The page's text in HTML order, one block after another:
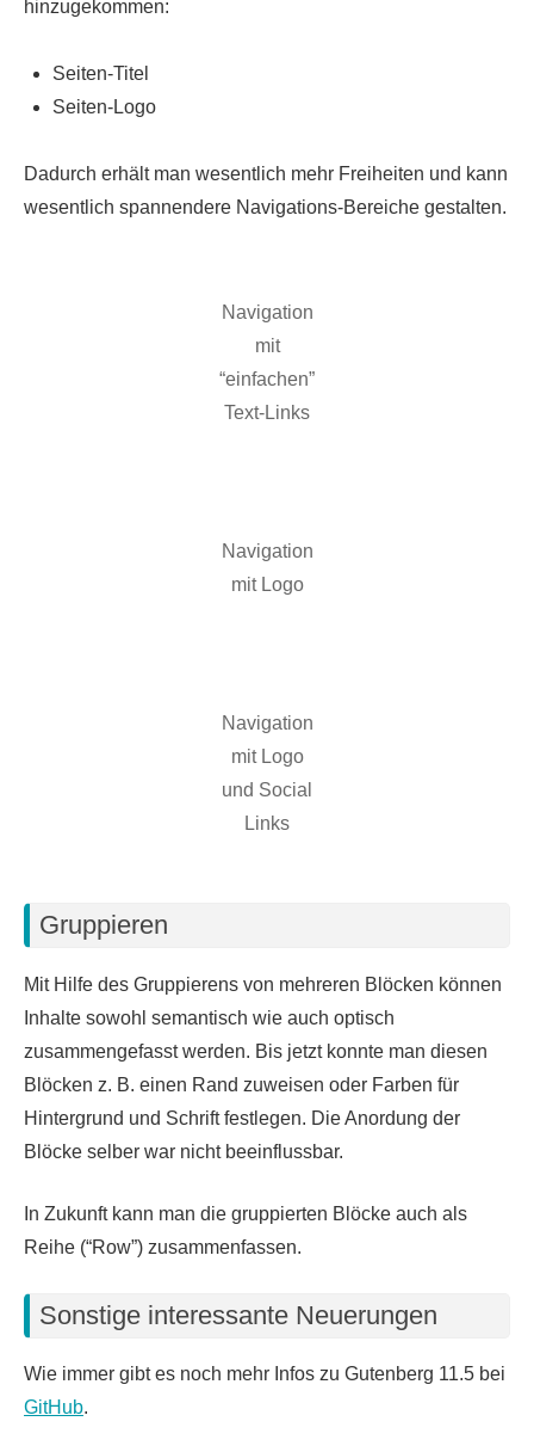
hinzugekommen:
Seiten-Titel
Seiten-Logo
Dadurch erhält man wesentlich mehr Freiheiten und kann
wesentlich spannendere Navigations-Bereiche gestalten.
Navigation
mit
“einfachen”
Text-Links
Navigation
mit Logo
Navigation
mit Logo
und Social
Links
Gruppieren
Mit Hilfe des Gruppierens von mehreren Blöcken können
Inhalte sowohl semantisch wie auch optisch
zusammengefasst werden. Bis jetzt konnte man diesen
Blöcken z. B. einen Rand zuweisen oder Farben für
Hintergrund und Schrift festlegen. Die Anordung der
Blöcke selber war nicht beeinflussbar.
In Zukunft kann man die gruppierten Blöcke auch als
Reihe (“Row”) zusammenfassen.
Sonstige interessante Neuerungen
Wie immer gibt es noch mehr Infos zu Gutenberg 11.5 bei
GitHub.